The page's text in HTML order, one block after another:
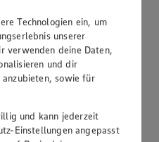
zum Kochen, 30% Fett,
Technologien ein, um
unserer
verwenden deine Daten,
und dir
sowie für
und kann jederzeit
Einstellungen angepasst